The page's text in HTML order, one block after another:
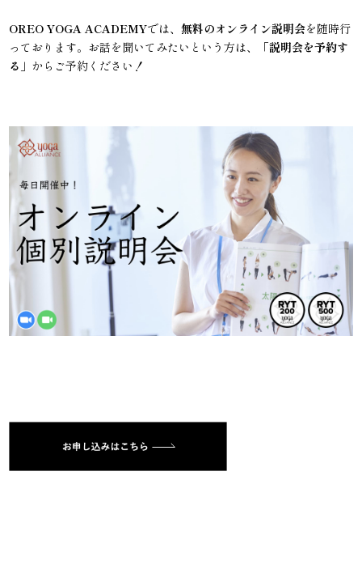
OREO YOGA ACADEMYでは、無料のオンライン説明会を随時行
っております。お話を聞いてみたいという方は、「説明会を予約す
る 」からご予約ください！